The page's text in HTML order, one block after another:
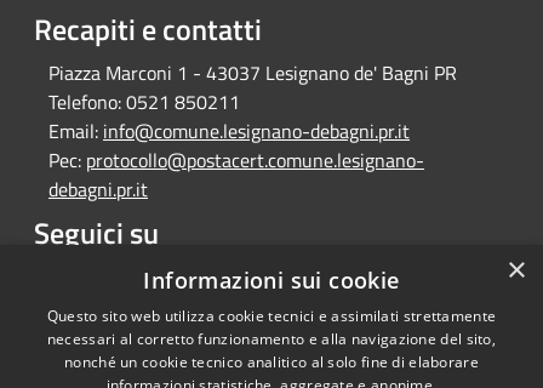
Recapiti e contatti
Piazza Marconi 1 - 43037 Lesignano de' Bagni PR
Telefono:0521 850211
Email: info@comune.lesignano-debagni.pr.it
Pec: protocollo@postacert.comune.lesignano-
debagni.pr.it
Seguici su
Facebook ×
Informazioni sui cookie
Questo sito web utilizza cookie tecnici e assimilati strettamente
necessari al corretto funzionamento e alla navigazione del sito,
nonché un cookie tecnico analitico al solo fine di elaborare